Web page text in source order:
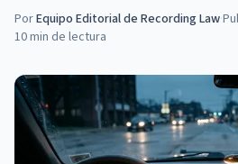
PorEquipo Editorial de Recording Law·
10min de lectura